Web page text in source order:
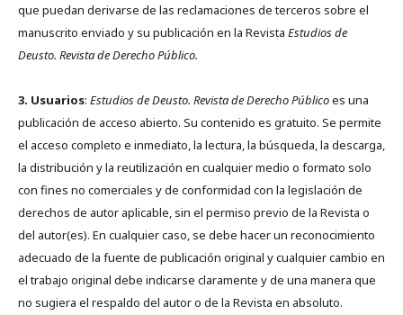
que puedan derivarse de las reclamaciones de terceros sobre el
manuscrito enviado y su publicación en la Revista Estudios de
Deusto. Revista de Derecho Público.
3. Usuarios: Estudios de Deusto. Revista de Derecho Públicoes una
publicación de acceso abierto. Su contenido es gratuito. Se permite
el acceso completo e inmediato, la lectura, la búsqueda, la descarga,
la distribución y la reutilización en cualquier medio o formato solo
con fines no comerciales y de conformidad con la legislación de
derechos de autor aplicable, sin el permiso previo de la Revista o
del autor(es). En cualquier caso, se debe hacer un reconocimiento
adecuado de la fuente de publicación original y cualquier cambio en
el trabajo original debe indicarse claramente y de una manera que
no sugiera el respaldo del autor o de la Revista en absoluto.